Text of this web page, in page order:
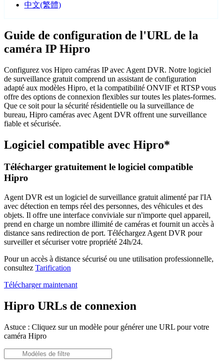
中文(繁體)
Guide de configuration de l'URL de la
caméra IP Hipro
Configurez vos Hipro caméras IP avec Agent DVR. Notre logiciel
de surveillance gratuit comprend un assistant de configuration
adapté aux modèles Hipro, et la compatibilité ONVIF et RTSP vous
offre des options de connexion flexibles sur toutes les plates-formes.
Que ce soit pour la sécurité résidentielle ou la surveillance de
bureau, Hipro caméras avec Agent DVR offrent une surveillance
fiable et sécurisée.
Logiciel compatible avec Hipro*
Télécharger gratuitement le logiciel compatible
Hipro
Agent DVR est un logiciel de surveillance gratuit alimenté par l'IA
avec détection en temps réel des personnes, des véhicules et des
objets. Il offre une interface conviviale sur n'importe quel appareil,
prend en charge un nombre illimité de caméras et fournit un accès à
distance sans redirection de port. Téléchargez Agent DVR pour
surveiller et sécuriser votre propriété 24h/24.
Pour un accès à distance sécurisé ou une utilisation professionnelle,
consultez Tarification
Télécharger maintenant
Hipro URLs de connexion
Astuce : Cliquez sur un modèle pour générer une URL pour votre
caméra Hipro